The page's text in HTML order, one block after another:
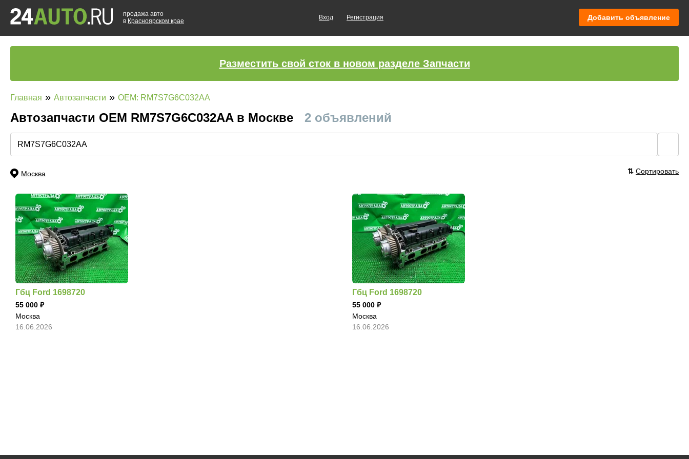
продажа авто
в Красноярском крае
Вход Регистрация Добавить объявление
Разместить свой сток в новом разделе Запчасти
Главная » Автозапчасти » OEM: RM7S7G6C032AA
Автозапчасти ОЕМ RM7S7G6C032AA в Москве 2 объявлений
Москва ⇅ Сортировать
Гбц Ford 1698720
55 000
Москва
16.06.2026
Гбц Ford 1698720
55 000
Москва
16.06.2026